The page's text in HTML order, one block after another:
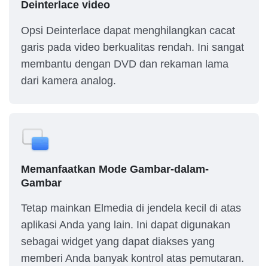
Deinterlace video
Opsi Deinterlace dapat menghilangkan cacat
garis pada video berkualitas rendah. Ini sangat
membantu dengan DVD dan rekaman lama
dari kamera analog.
Memanfaatkan Mode Gambar-dalam-
Gambar
Tetap mainkan Elmedia di jendela kecil di atas
aplikasi Anda yang lain. Ini dapat digunakan
sebagai widget yang dapat diakses yang
memberi Anda banyak kontrol atas pemutaran.